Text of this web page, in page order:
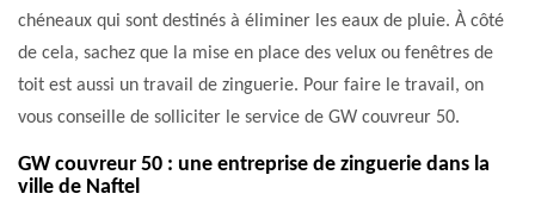
chéneaux qui sont destinés à éliminer les eaux de pluie. À côté
de cela, sachez que la mise en place des velux ou fenêtres de
toit est aussi un travail de zinguerie. Pour faire le travail, on
vous conseille de solliciter le service de GW couvreur 50.
GW couvreur 50 : une entreprise de zinguerie dans la
ville de Naftel